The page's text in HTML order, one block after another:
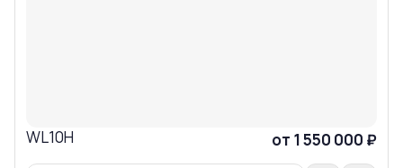
WL10H от 1 550 000 ₽
Сравнить